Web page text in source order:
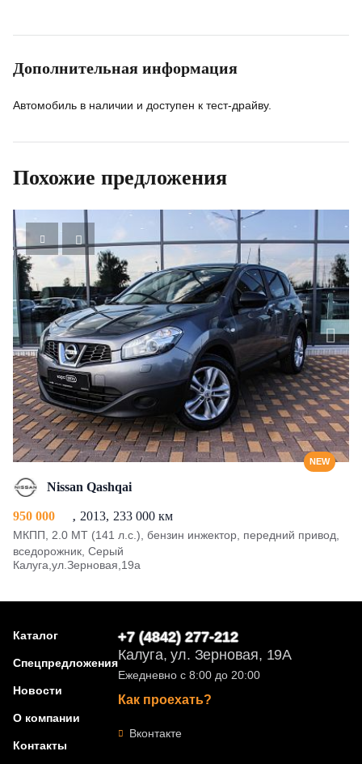
Дополнительная информация
Автомобиль в наличии и доступен к тест-драйву.
Похожие предложения
NEW
Nissan Qashqai
950 000 2013 233 000 км
МКПП, 2.0 MT (141 л.с.), бензин инжектор, передний привод,
вседорожник, Серый
Калуга,ул.Зерновая,19а
Каталог
Спецпредложения
Новости
О компании
Контакты
+7 (4842) 277-212
Калуга, ул. Зерновая, 19А
Ежедневно с 8:00 до 20:00
Как проехать?
Вконтакте